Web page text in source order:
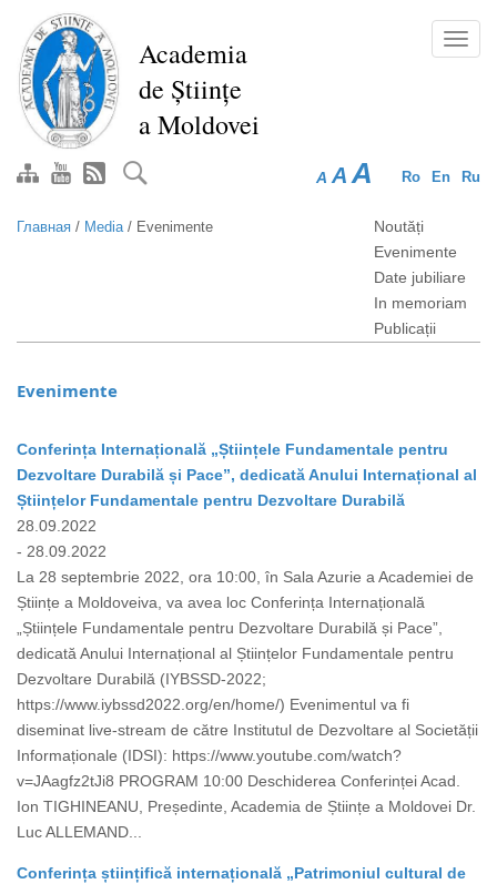
Перейти
основному
содержанию
Academia
de Științe
a Moldovei
Ro En Ru
A A A
Главная / Media/ Evenimente
Noutăți
Evenimente
Date jubiliare
In memoriam
Publicații
Evenimente
Conferința Internațională „Științele Fundamentale pentru
Dezvoltare Durabilă și Pace”, dedicată Anului Internațional al
Științelor Fundamentale pentru Dezvoltare Durabilă
28.09.2022
- 28.09.2022
La 28 septembrie 2022, ora 10:00, în Sala Azurie a Academiei de
Științe a Moldoveiva, va avea loc Conferința Internațională
„Științele Fundamentale pentru Dezvoltare Durabilă și Pace”,
dedicată Anului Internațional al Științelor Fundamentale pentru
Dezvoltare Durabilă (IYBSSD-2022;
https://www.iybssd2022.org/en/home/) Evenimentul va fi
diseminat live-stream de către Institutul de Dezvoltare al Societății
Informaționale (IDSI): https://www.youtube.com/watch?
v=JAagfz2tJi8 PROGRAM 10:00 Deschiderea Conferinței Acad.
Ion TIGHINEANU, Președinte, Academia de Științe a Moldovei Dr.
Luc ALLEMAND...
Conferința științifică internațională „Patrimoniul cultural de